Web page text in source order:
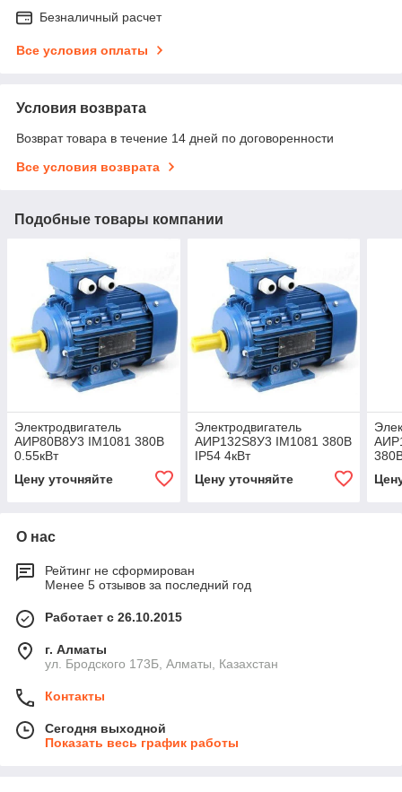
Безналичный расчет
Все условия оплаты
Условия возврата
Возврат товара в течение 14 дней по договоренности
Все условия возврата
Подобные товары компании
Электродвигатель
АИР80В8У3 IM1081 380В
0.55кВт
Цену уточняйте
Электродвигатель
АИР132S8У3 IM1081 380В
IP54 4кВт
Цену уточняйте
О нас
Рейтинг не сформирован
Менее 5 отзывов за последний год
Работает с 26.10.2015
г. Алматы
ул. Бродского 173Б, Алматы, Казахстан
Контакты
Сегодня выходной
Показать весь график работы